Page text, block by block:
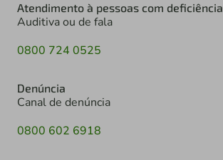
Atendimento à pessoas com deficiência
Auditiva ou de fala
0800 724 0525
Denúncia
Canal de denúncia
0800 602 6918